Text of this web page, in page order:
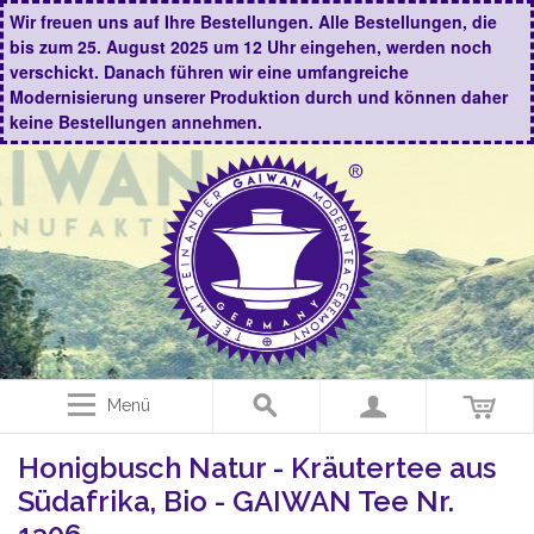
Wir freuen uns auf Ihre Bestellungen. Alle Bestellungen, die
bis zum 25. August 2025 um 12 Uhr eingehen, werden noch
verschickt. Danach führen wir eine umfangreiche
Modernisierung unserer Produktion durch und können daher
keine Bestellungen annehmen.
Menü
Honigbusch Natur - Kräutertee aus
Südafrika, Bio - GAIWAN Tee Nr.